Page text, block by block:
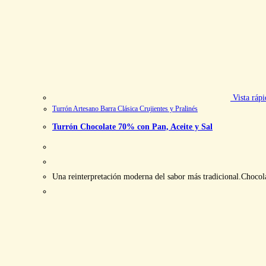
Vista
Turrón Artesano Barra Clásica Crujientes y Pralinés
Turrón Chocolate 70% con Pan, Aceite y Sal
Una reinterpretación moderna del sabor más